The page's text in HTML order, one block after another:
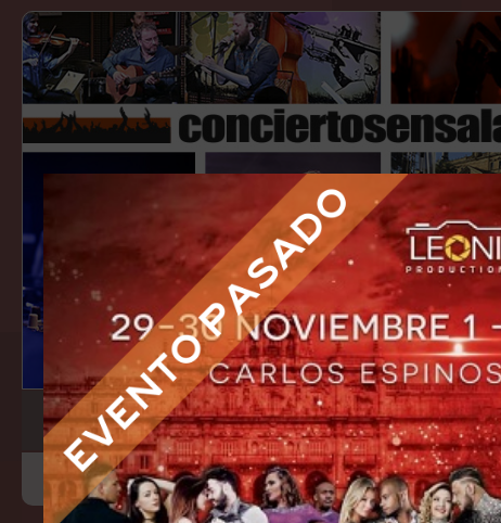
eventos guías